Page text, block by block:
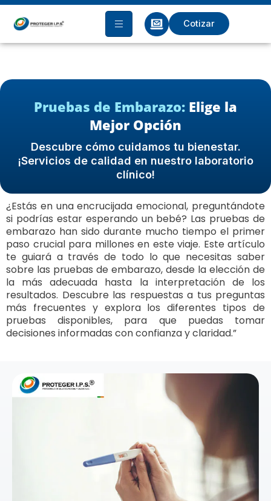
Ir
contenido
Cotizar
Pruebas de Embarazo: Elige la
Mejor Opción
Descubre cómo cuidamos tu bienestar.
¡Servicios de calidad en nuestro laboratorio
clínico!
¿Estás en una encrucijada emocional, preguntándote
si podrías estar esperando un bebé? Las pruebas de
embarazo han sido durante mucho tiempo el primer
paso crucial para millones en este viaje. Este artículo
te guiará a través de todo lo que necesitas saber
sobre las pruebas de embarazo, desde la elección de
la más adecuada hasta la interpretación de los
resultados. Descubre las respuestas a tus preguntas
más frecuentes y explora los diferentes tipos de
pruebas disponibles, para que puedas tomar
decisiones informadas con confianza y claridad.”